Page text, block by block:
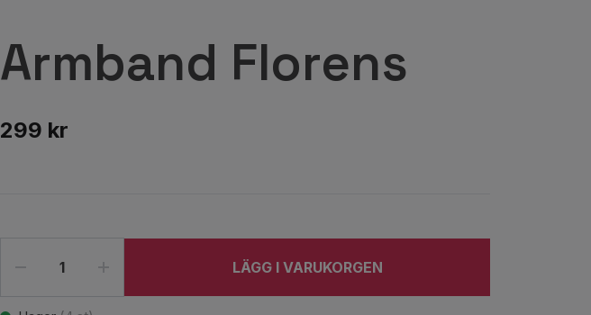
Armband Florens
299 kr
LÄGG I VARUKORGEN